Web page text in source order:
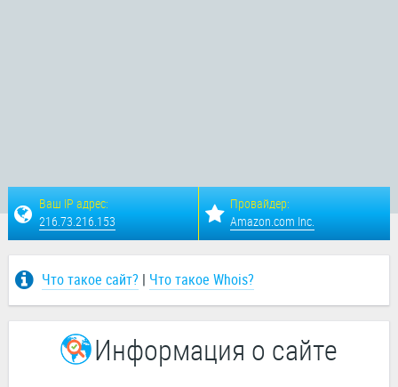
Ваш IP адрес:
216.73.216.153
Провайдер:
Amazon.com Inc.
Что такое сайт? | Что такое Whois?
Информация о сайте